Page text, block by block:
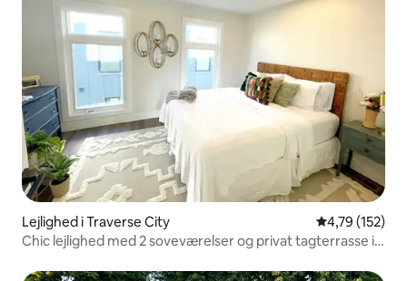
Lejlighed i Traverse City 4,79 ud af 5 i
4,79 (152)
Chic lejlighed med 2 soveværelser og privat tagterrasse i